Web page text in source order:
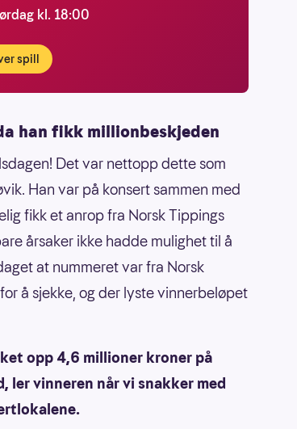
kl. 18:00
spill
han fikk millionbeskjeden
Det var nettopp dette som
Han var på konsert sammen med
fikk et anrop fra Norsk Tippings
årsaker ikke hadde mulighet til å
at nummeret var fra Norsk
å sjekke, og der lyste vinnerbeløpet
opp 4,6 millioner kroner på
ler vinneren når vi snakker med